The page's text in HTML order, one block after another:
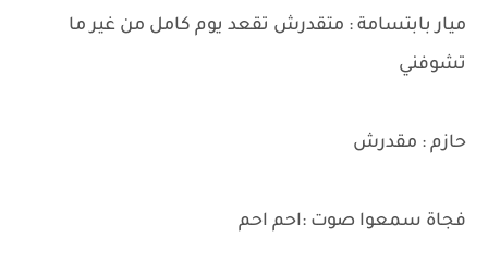
ميار بابتسامة : متقدرش تقعد يوم كامل من غير ما
تشوفني
حازم : مقدرش
فجاة سمعوا صوت :احم احم